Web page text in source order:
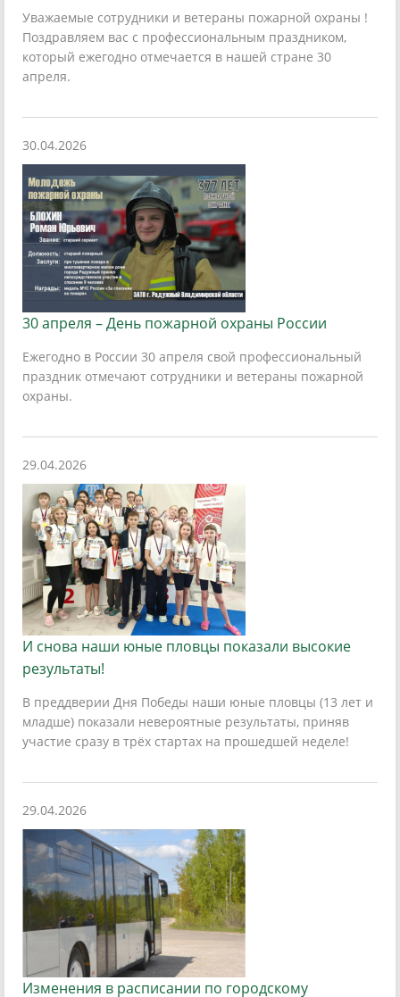
Уважаемые сотрудники и ветераны пожарной охраны !
Поздравляем вас с профессиональным праздником,
который ежегодно отмечается в нашей стране 30
апреля.
30.04.2026
30 апреля – День пожарной охраны России
Ежегодно в России 30 апреля свой профессиональный
праздник отмечают сотрудники и ветераны пожарной
охраны.
29.04.2026
И снова наши юные пловцы показали высокие
результаты!
В преддверии Дня Победы наши юные пловцы (13 лет и
младше) показали невероятные результаты, приняв
участие сразу в трёх стартах на прошедшей неделе!
29.04.2026
Изменения в расписании по городскому